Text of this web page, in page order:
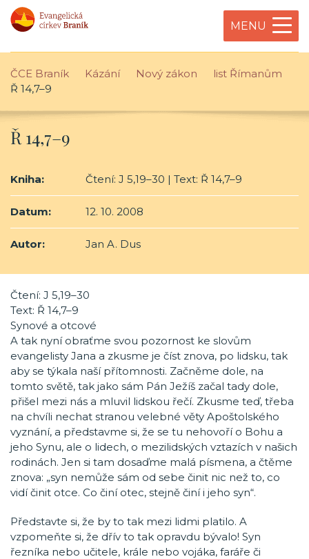
MENU
ČCE Braník Kázání Nový zákon
list Římanům
Ř 14,7–9
Ř 14,7–9
Kniha: Čtení: J 5,19–30 | Text: Ř 14,7–9
Datum: 12. 10. 2008
Autor: Jan A. Dus
Čtení: J 5,19–30
Text: Ř 14,7–9
Synové a otcové
A tak nyní obraťme svou pozornost ke slovům
evangelisty Jana a zkusme je číst znova, po lidsku, tak
aby se týkala naší přítomnosti. Začněme dole, na
tomto světě, tak jako sám Pán Ježíš začal tady dole,
přišel mezi nás a mluvil lidskou řečí. Zkusme teď, třeba
na chvíli nechat stranou velebné věty Apoštolského
vyznání, a představme si, že se tu nehovoří o Bohu a
jeho Synu, ale o lidech, o mezilidských vztazích v našich
rodinách. Jen si tam dosaďme malá písmena, a čtěme
znova: „syn nemůže sám od sebe činit nic než to, co
vidí činit otce. Co činí otec, stejně činí i jeho syn“.
Představte si, že by to tak mezi lidmi platilo. A
vzpomeňte si, že dřív to tak opravdu bývalo! Syn
řezníka nebo učitele, krále nebo vojáka, faráře či